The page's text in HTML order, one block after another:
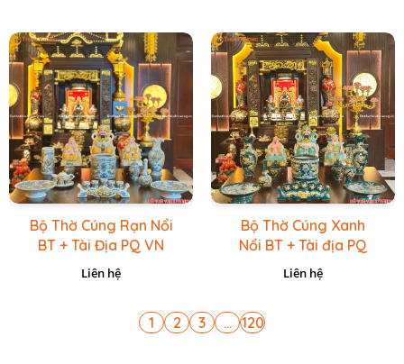
Bộ Thờ Cúng Rạn Nổi
BT + Tài Địa PQ VN
Vàng Caro
Liên hệ
Bộ Thờ Cúng Xanh
Nổi BT + Tài địa PQ
VN Xanh Lục
Liên hệ
1 2 3 ... 120